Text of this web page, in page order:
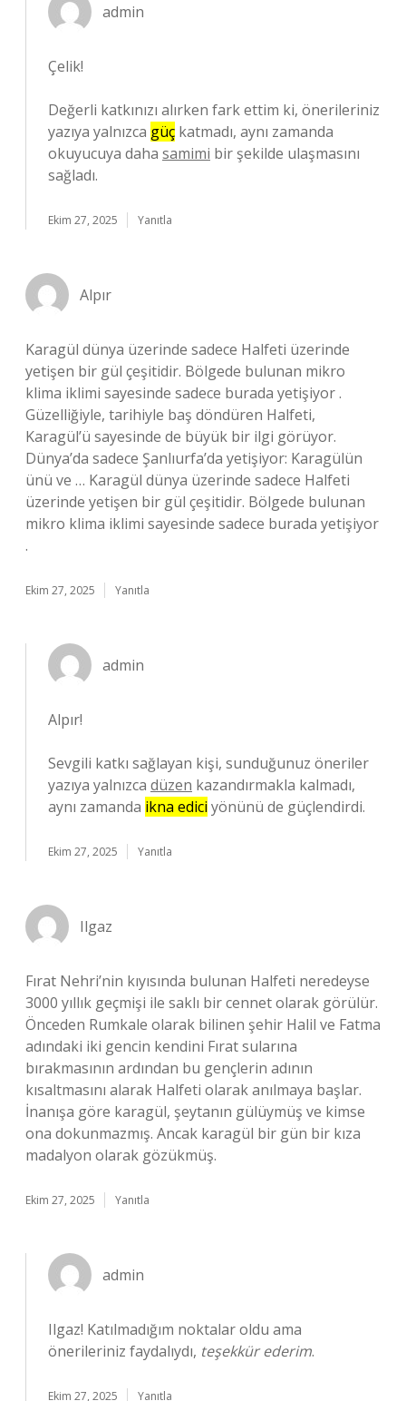
admin
Çelik!
Değerli katkınızı alırken fark ettim ki, önerileriniz
yazıya yalnızca güç katmadı, aynı zamanda
okuyucuya daha samimi bir şekilde ulaşmasını
sağladı.
Ekim 27, 2025 Yanıtla
Alpır
Karagül dünya üzerinde sadece Halfeti üzerinde
yetişen bir gül çeşitidir. Bölgede bulunan mikro
klima iklimi sayesinde sadece burada yetişiyor .
Güzelliğiyle, tarihiyle baş döndüren Halfeti,
Karagül’ü sayesinde de büyük bir ilgi görüyor.
Dünya’da sadece Şanlıurfa’da yetişiyor: Karagülün
ünü ve … Karagül dünya üzerinde sadece Halfeti
üzerinde yetişen bir gül çeşitidir. Bölgede bulunan
mikro klima iklimi sayesinde sadece burada yetişiyor
.
Ekim 27, 2025 Yanıtla
admin
Alpır!
Sevgili katkı sağlayan kişi, sunduğunuz öneriler
yazıya yalnızca düzen kazandırmakla kalmadı,
aynı zamanda ikna edici yönünü de güçlendirdi.
Ekim 27, 2025 Yanıtla
Ilgaz
Fırat Nehri’nin kıyısında bulunan Halfeti neredeyse
3000 yıllık geçmişi ile saklı bir cennet olarak görülür.
Önceden Rumkale olarak bilinen şehir Halil ve Fatma
adındaki iki gencin kendini Fırat sularına
bırakmasının ardından bu gençlerin adının
kısaltmasını alarak Halfeti olarak anılmaya başlar.
İnanışa göre karagül, şeytanın gülüymüş ve kimse
ona dokunmazmış. Ancak karagül bir gün bir kıza
madalyon olarak gözükmüş.
Ekim 27, 2025 Yanıtla
admin
Ilgaz! Katılmadığım noktalar oldu ama
önerileriniz faydalıydı, teşekkür ederim.
Ekim 27, 2025 Yanıtla